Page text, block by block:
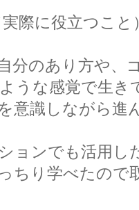
際に役立つこと
分のあり方や、
うな感覚で生き
意識しながら進
ョンでも活用し
ちり学べたので